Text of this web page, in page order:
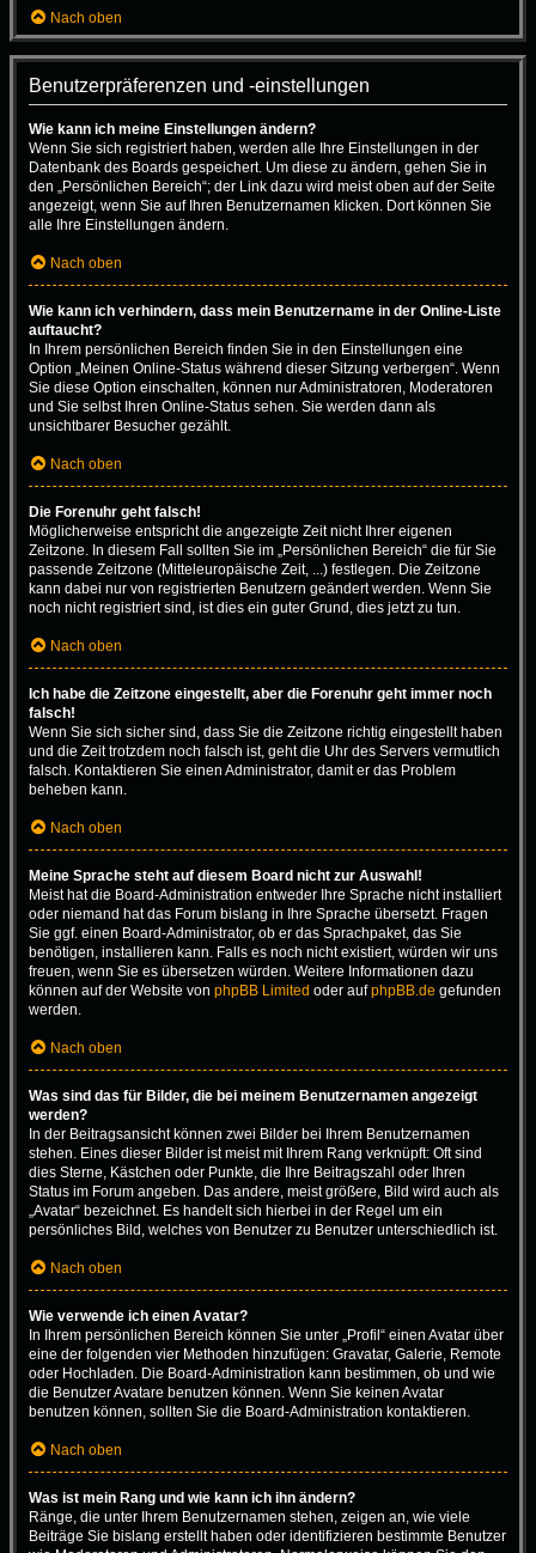
Nach oben
Benutzerpräferenzen und -einstellungen
Wie kann ich meine Einstellungen ändern?
Wenn Sie sich registriert haben, werden alle Ihre Einstellungen in der
Datenbank des Boards gespeichert. Um diese zu ändern, gehen Sie in
den „Persönlichen Bereich“; der Link dazu wird meist oben auf der Seite
angezeigt, wenn Sie auf Ihren Benutzernamen klicken. Dort können Sie
alle Ihre Einstellungen ändern.
Nach oben
Wie kann ich verhindern, dass mein Benutzername in der Online-Liste
auftaucht?
In Ihrem persönlichen Bereich finden Sie in den Einstellungen eine
Option „Meinen Online-Status während dieser Sitzung verbergen“. Wenn
Sie diese Option einschalten, können nur Administratoren, Moderatoren
und Sie selbst Ihren Online-Status sehen. Sie werden dann als
unsichtbarer Besucher gezählt.
Nach oben
Die Forenuhr geht falsch!
Möglicherweise entspricht die angezeigte Zeit nicht Ihrer eigenen
Zeitzone. In diesem Fall sollten Sie im „Persönlichen Bereich“ die für Sie
passende Zeitzone (Mitteleuropäische Zeit, ...) festlegen. Die Zeitzone
kann dabei nur von registrierten Benutzern geändert werden. Wenn Sie
noch nicht registriert sind, ist dies ein guter Grund, dies jetzt zu tun.
Nach oben
Ich habe die Zeitzone eingestellt, aber die Forenuhr geht immer noch
falsch!
Wenn Sie sich sicher sind, dass Sie die Zeitzone richtig eingestellt haben
und die Zeit trotzdem noch falsch ist, geht die Uhr des Servers vermutlich
falsch. Kontaktieren Sie einen Administrator, damit er das Problem
beheben kann.
Nach oben
Meine Sprache steht auf diesem Board nicht zur Auswahl!
Meist hat die Board-Administration entweder Ihre Sprache nicht installiert
oder niemand hat das Forum bislang in Ihre Sprache übersetzt. Fragen
Sie ggf. einen Board-Administrator, ob er das Sprachpaket, das Sie
benötigen, installieren kann. Falls es noch nicht existiert, würden wir uns
freuen, wenn Sie es übersetzen würden. Weitere Informationen dazu
können auf der Website von phpBB Limited oder aufphpBB.de gefunden
werden.
Nach oben
Was sind das für Bilder, die bei meinem Benutzernamen angezeigt
werden?
In der Beitragsansicht können zwei Bilder bei Ihrem Benutzernamen
stehen. Eines dieser Bilder ist meist mit Ihrem Rang verknüpft: Oft sind
dies Sterne, Kästchen oder Punkte, die Ihre Beitragszahl oder Ihren
Status im Forum angeben. Das andere, meist größere, Bild wird auch als
„Avatar“ bezeichnet. Es handelt sich hierbei in der Regel um ein
persönliches Bild, welches von Benutzer zu Benutzer unterschiedlich ist.
Nach oben
Wie verwende ich einen Avatar?
In Ihrem persönlichen Bereich können Sie unter „Profil“ einen Avatar über
eine der folgenden vier Methoden hinzufügen: Gravatar, Galerie, Remote
oder Hochladen. Die Board-Administration kann bestimmen, ob und wie
die Benutzer Avatare benutzen können. Wenn Sie keinen Avatar
benutzen können, sollten Sie die Board-Administration kontaktieren.
Nach oben
Was ist mein Rang und wie kann ich ihn ändern?
Ränge, die unter Ihrem Benutzernamen stehen, zeigen an, wie viele
Beiträge Sie bislang erstellt haben oder identifizieren bestimmte Benutzer